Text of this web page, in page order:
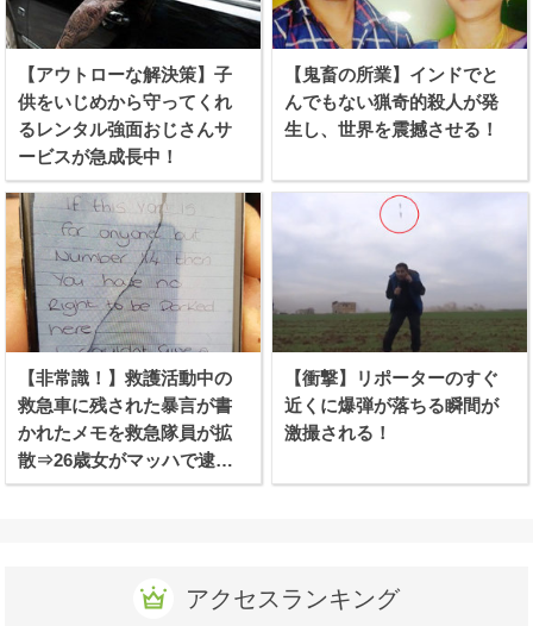
【アウトローな解決策】子
供をいじめから守ってくれ
るレンタル強面おじさんサ
ービスが急成長中！
【鬼畜の所業】インドでと
んでもない猟奇的殺人が発
生し、世界を震撼させる！
【非常識！】救護活動中の
救急車に残された暴言が書
かれたメモを救急隊員が拡
散⇒26歳女がマッハで逮捕
される！
【衝撃】リポーターのすぐ
近くに爆弾が落ちる瞬間が
激撮される！
アクセスランキング